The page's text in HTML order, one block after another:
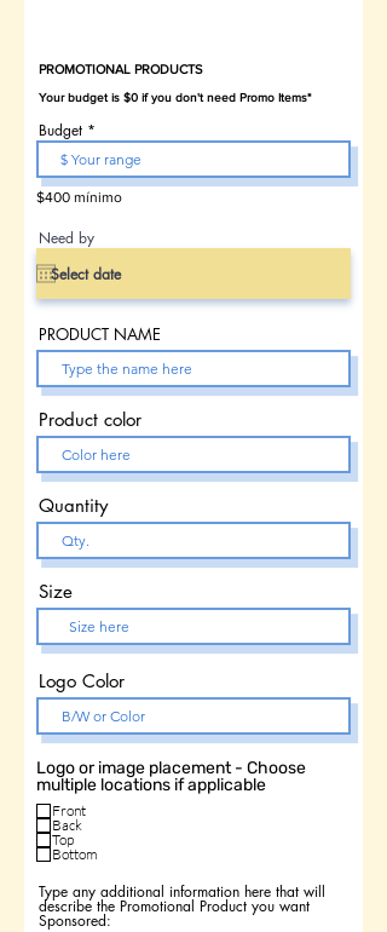
PROMOTIONAL PRODUCTS
Budget
$400 mínimo
Need by
PRODUCT NAME
Product color
Quantity
Size
Logo Color
Logo or image placement - Choose
multiple locations if applicable
Front
Back
Top
Bottom
Type any additional information here that will
describe the Promotional Product you want
Sponsored: